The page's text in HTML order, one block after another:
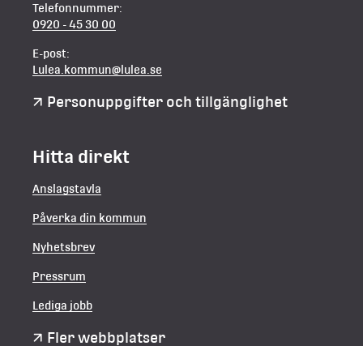
Telefonnummer:
0920 - 45 30 00
E-post:
Lulea.kommun@lulea.se
Personuppgifter och tillgänglighet
Hitta direkt
Anslagstavla
Påverka din kommun
Nyhetsbrev
Pressrum
Lediga jobb
Fler webbplatser